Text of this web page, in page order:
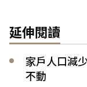
延伸閱讀
家戶人口減
不動